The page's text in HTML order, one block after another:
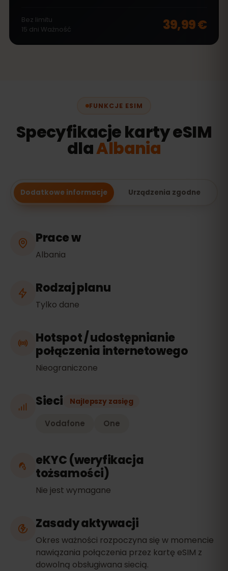
Bez limitu
15 dni Ważność 39,99 €
FUNKCJE ESIM
Specyfikacje karty eSIM
dlaAlbania
Dodatkowe informacje Urządzenia zgodne
Prace w
Albania
Rodzaj planu
Tylko dane
Hotspot / udostępnianie
połączenia internetowego
Nieograniczone
Sieci Najlepszy zasięg
Vodafone One
eKYC (weryfikacja
tożsamości)
Nie jest wymagane
Zasady aktywacji
Okres ważności rozpoczyna się w momencie
nawiązania połączenia przez kartę eSIM z
dowolną obsługiwana siecią.